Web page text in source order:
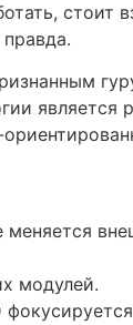
стоит
является
модулей.